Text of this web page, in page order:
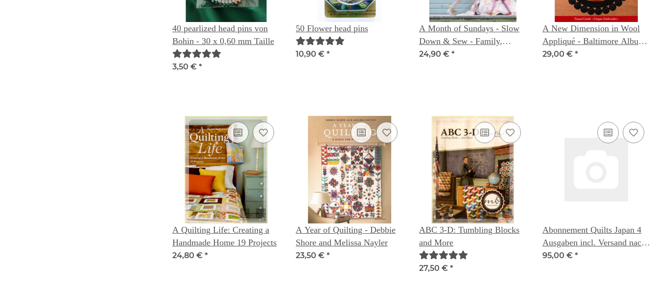
40 pearlized head pins von
Bohin - 30 x 0,60 mm Taille
3,50 € *
50 Flower head pins
10,90 € *
A Month of Sundays - Slow
Down & Sew - Family,
Friends, Food & Quilts -
24,90 € *
A New Dimension in Wool
Appliqué - Baltimore Album
Style: Visual Guide - Unique
29,00 € *
A Quilting Life: Creating a
Handmade Home 19 Projects
24,80 € *
A Year of Quilting - Debbie
Shore and Melissa Nayler
23,50 € *
ABC 3-D: Tumbling Blocks
and More
27,50 € *
Abonnement Quilts Japan 4
Ausgaben incl. Versand nach
Deutschland
95,00 € *